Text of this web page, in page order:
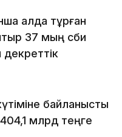
алда тұрған
37 мың сәби
байланысты
404,1 млрд теңге